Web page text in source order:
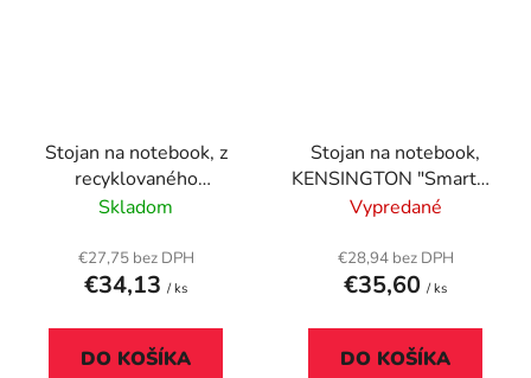
Stojan na notebook, z
recyklovaného
materiálu,
Easy Riser EQ“
Skladom
€27,75 bez DPH
€34,13 / ks
DO KOŠÍKA
Stojan na notebook,
KENSINGTON "SmartFit
Easy Riser", čierna
Vypredané
€28,94 bez DPH
€35,60 / ks
DO KOŠÍKA